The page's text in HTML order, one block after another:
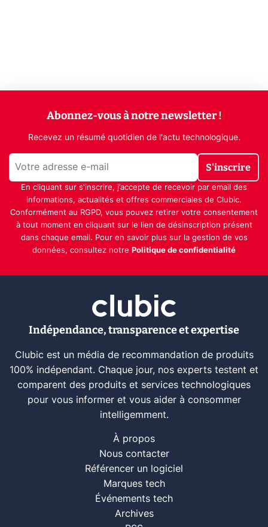
Abonnez-vous à notre newsletter !
Recevez un résumé quotidien de l'actu technologique.
S'inscrire
En cliquant sur s'inscrire, j’accepte de recevoir par email des
informations, actualités et offres commerciales de Clubic.
Conformément au RGPD, vous pouvez retirer votre consentement
à tout moment en cliquant sur le lien de désinscription présent
dans chaque email. Pour en savoir plus sur la gestion de vos
données, consultez notre Politique de confidentialité
Indépendance, transparence et expertise
Clubic est un média de recommandation de produits
100% indépendant. Chaque jour, nos experts testent et
comparent des produits et services technologiques
pour vous informer et vous aider à consommer
intelligemment.
À propos
Nous contacter
Référencer un logiciel
Marques tech
Événements tech
Archives